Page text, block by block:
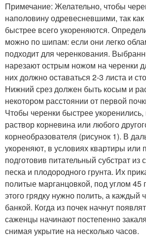
Примечание: Желательно, чтобы
наполовину одревесневшими, так
быстрее всего укореняются.
можно по шипам: если они легко
подходит для черенкования.
нарезают острым ножом на черенки
них должно оставаться 2-3 листа и
Нижний срез должен быть косым и
некотором расстоянии от первой
Чтобы черенки быстрее
раствор корневина или любого
корнеобразователя (рисунок 1). В
укореняют, в условиях квартиры или
подготовив питательный субстрат из
песка и плодородного грунта. Их
политые марганцовкой, под углом 45
этого грядку нужно полить, а каждый
банкой. Когда из почек начнут
саженцы начинают постепенно
снимая укрытие на несколько часов.